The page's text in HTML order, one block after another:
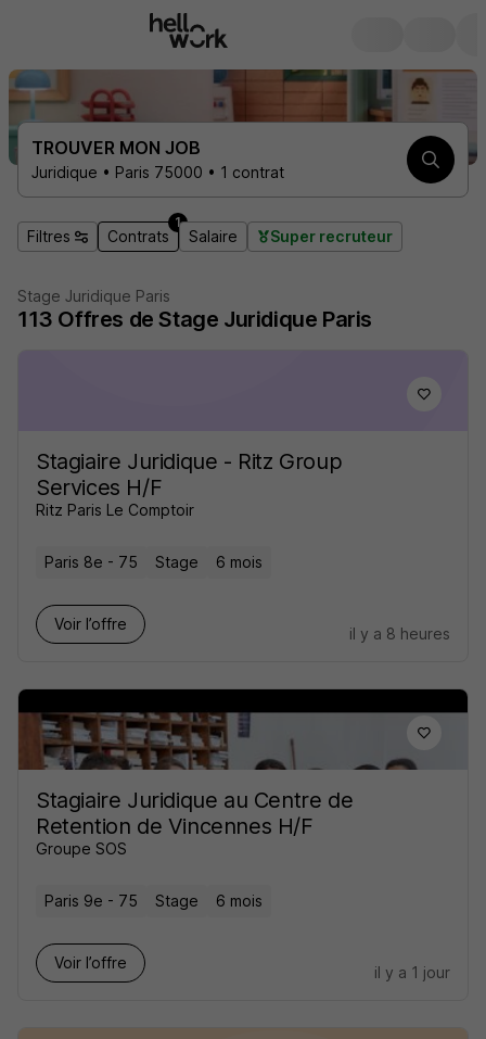
TROUVER MON JOB
Juridique • Paris 75000 • 1 contrat
Filtres Contrats
1
Salaire Super recruteur
Stage Juridique Paris
113 Offres de Stage Juridique Paris
Stagiaire Juridique - Ritz Group
Services H/F
Ritz Paris Le Comptoir
Paris 8e - 75 Stage 6 mois
Voir l’offre
il y a 8 heures
Stagiaire Juridique au Centre de
Retention de Vincennes H/F
Groupe SOS
Paris 9e - 75 Stage 6 mois
Voir l’offre
il y a 1 jour